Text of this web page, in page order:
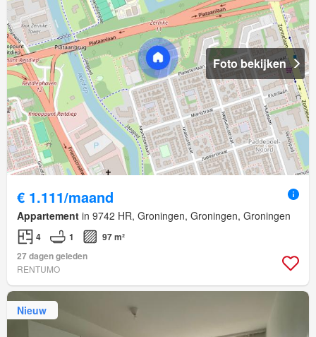
Foto bekijken
€ 1.111/maand
Appartement in 9742 HR, Groningen, Groningen, Groningen
4 1
97 m²
27 dagen geleden
RENTUMO
Nieuw